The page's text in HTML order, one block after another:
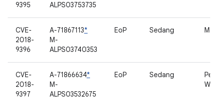
9395
ALPS03753735
CVE-
2018-
9396
A-71867113*
M-
ALPS03740353
EoP Sedang
CVE-
2018-
9397
A-71866634*
M-
ALPS03532675
EoP Sedang